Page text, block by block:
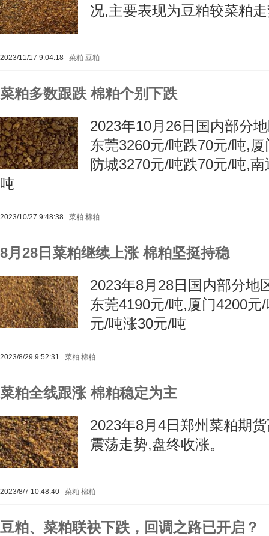
况,主要表现为豆粕较菜粕
2023/11/17 9:04:18 菜粕 豆粕
菜粕多数跟跌 棉粕个别下跌
2023年10月26日国内部分
东莞3260元/吨跌70元/吨,
防城3270元/吨跌70元/吨,
吨
2023/10/27 9:48:38 菜粕 棉粕
8月28日菜粕继续上涨 棉粕坚挺持稳
2023年8月28日国内部分地
东莞4190元/吨,厦门4200元
元/吨涨30元/吨
2023/8/29 9:52:31 菜粕 棉粕
菜粕全线跟涨 棉粕稳定为主
2023年8月4日郑州菜粕期
震荡走势,盘终收涨。
2023/8/7 10:48:40 菜粕 棉粕
豆粕、菜粕联袂下跌，回调之路已开启？